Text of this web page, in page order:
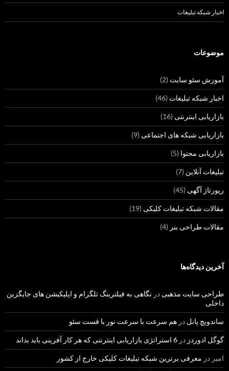
اخبار شبکه تبلیغات
موضوعات
آموزش سئو سایت (2)
اخبار شبکه تبلیغات (46)
بازاریابی اینترنتی (16)
بازاریابی شبکه های اجتماعی (9)
بازاریابی محتوا (5)
تبلیغات آنلاین (7)
رپورتاژ آگهی (45)
مقالات شبکه تبلیغات کلیکی (19)
مقالات طراحی بنر (4)
آخرین دیدگاه‌ها
طراحی سایت مذهبی در نگاهی به فیلترینگ تلگرام و اپلیکیشن های جایگزین
داخلی
ساندویچ پانل در هم سرعت با سرعت نور با فست سئو
گوگل ادوردز در 6 استراتژی بازاریابی اینترنتی که هر کار آفرینی باید بداند
امیر در معرفی برترین شبکه تبلیغات کلیکی خارج از کشور